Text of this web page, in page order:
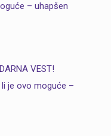
– uhapšen
VEST!
li je ovo moguće –